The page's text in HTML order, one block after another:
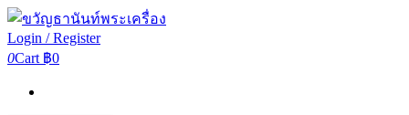
Login / Register
0Cart ฿0